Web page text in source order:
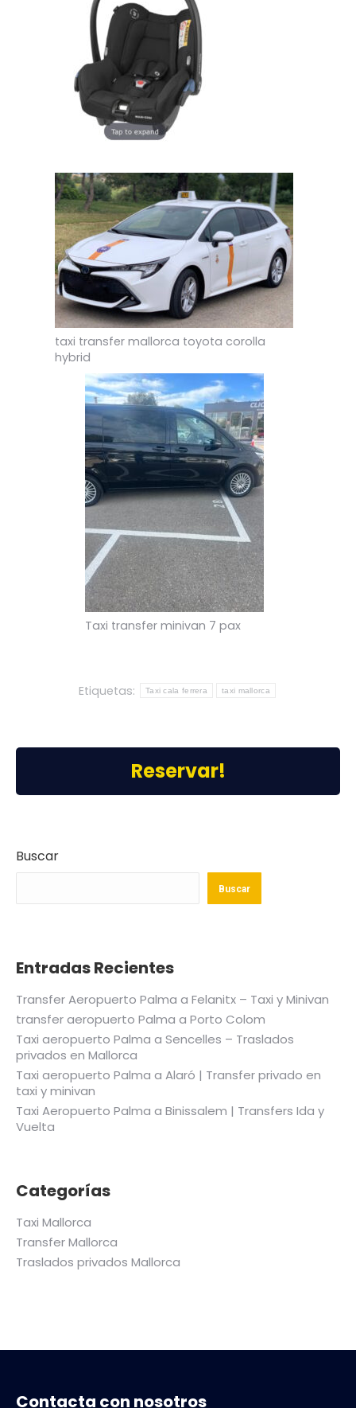
taxi transfer mallorca toyota corolla
hybrid
Taxi transfer minivan 7 pax
Etiquetas: Taxi cala ferrera taxi mallorca
Reservar!
Buscar
Buscar
Entradas Recientes
Transfer Aeropuerto Palma a Felanitx – Taxi y Minivan
transfer aeropuerto Palma a Porto Colom
Taxi aeropuerto Palma a Sencelles – Traslados
privados en Mallorca
Taxi aeropuerto Palma a Alaró | Transfer privado en
taxi y minivan
Taxi Aeropuerto Palma a Binissalem | Transfers Ida y
Vuelta
Categorías
Taxi Mallorca
Transfer Mallorca
Traslados privados Mallorca
Contacta con nosotros